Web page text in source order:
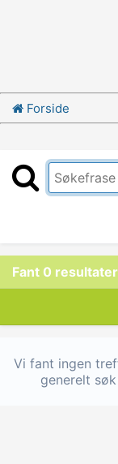
Forside
Fant 0 resultater
Vi fant ingen
generelt